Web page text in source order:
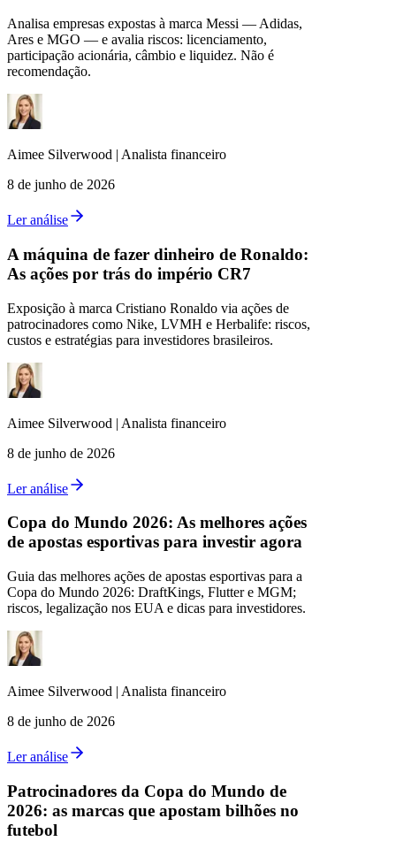
Analisa empresas expostas à marca Messi — Adidas,
Ares e MGO — e avalia riscos: licenciamento,
participação acionária, câmbio e liquidez. Não é
recomendação.
Aimee Silverwood | Analista financeiro
8 de junho de 2026
Ler análise
A máquina de fazer dinheiro de Ronaldo:
As ações por trás do império CR7
Exposição à marca Cristiano Ronaldo via ações de
patrocinadores como Nike, LVMH e Herbalife: riscos,
custos e estratégias para investidores brasileiros.
Aimee Silverwood | Analista financeiro
8 de junho de 2026
Ler análise
Copa do Mundo 2026: As melhores ações
de apostas esportivas para investir agora
Guia das melhores ações de apostas esportivas para a
Copa do Mundo 2026: DraftKings, Flutter e MGM;
riscos, legalização nos EUA e dicas para investidores.
Aimee Silverwood | Analista financeiro
8 de junho de 2026
Ler análise
Patrocinadores da Copa do Mundo de
2026: as marcas que apostam bilhões no
futebol